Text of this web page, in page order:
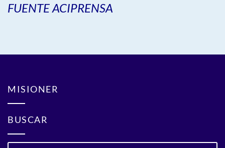
FUENTE ACIPRENSA
MISIONER
BUSCAR